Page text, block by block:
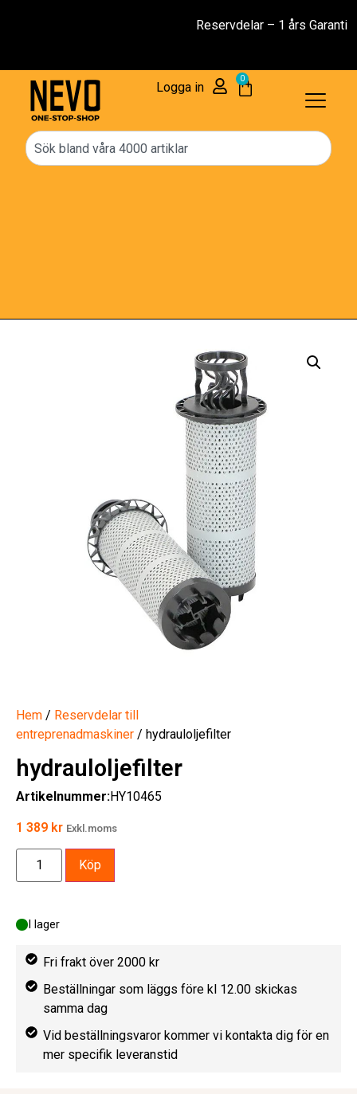
Reservdelar – 1 års Garanti
Logga in
0
Hem / Reservdelar till
entreprenadmaskiner / hydrauloljefilter
hydrauloljefilter
Artikelnummer:HY10465
1 389 kr Exkl.moms
I lager
Köp
Fri frakt över 2000 kr
Beställningar som läggs före kl 12.00 skickas
samma dag
Vid beställningsvaror kommer vi kontakta dig för en
mer specifik leveranstid